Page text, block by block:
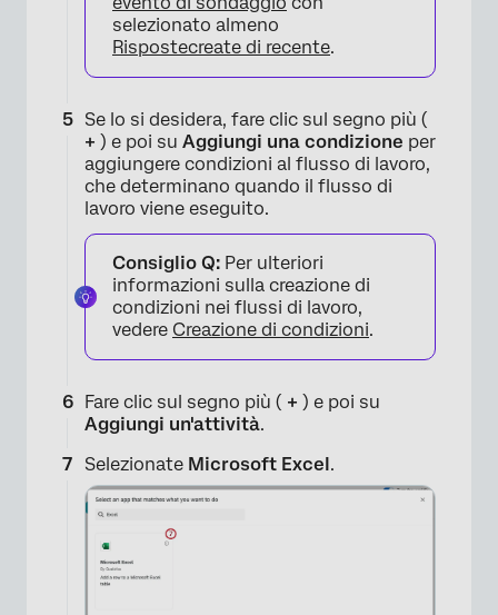
selezionato almeno
Rispostecreate di recente.
Se lo si desidera, fare clic sul segno più (
+ ) e poi su Aggiungi una condizione per
aggiungere condizioni al flusso di lavoro,
che determinano quando il flusso di
lavoro viene eseguito.
Consiglio Q: Per ulteriori
informazioni sulla creazione di
condizioni nei flussi di lavoro,
vedere Creazione di condizioni.
Fare clic sul segno più ( + ) e poi su
Aggiungi un'attività.
Selezionate Microsoft Excel .